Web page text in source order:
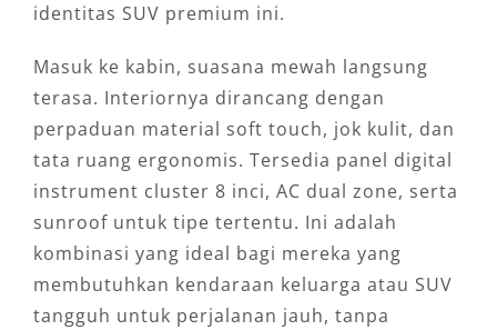
identitas SUV premium ini.
Masuk ke kabin, suasana mewah langsung
terasa. Interiornya dirancang dengan
perpaduan material soft touch, jok kulit, dan
tata ruang ergonomis. Tersedia panel digital
instrument cluster 8 inci, AC dual zone, serta
sunroof untuk tipe tertentu. Ini adalah
kombinasi yang ideal bagi mereka yang
membutuhkan kendaraan keluarga atau SUV
tangguh untuk perjalanan jauh, tanpa